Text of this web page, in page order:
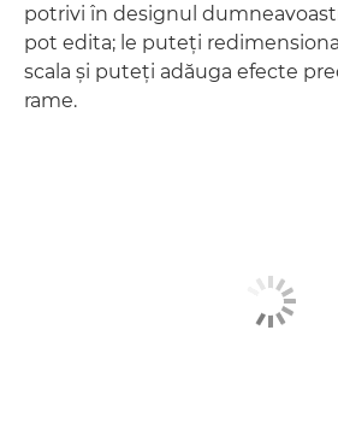
potrivi în designul
pot edita; le puteţi
scala şi puteţi adăuga efecte
rame.